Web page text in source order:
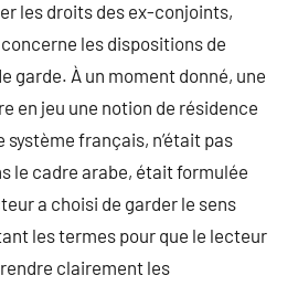
les droits des ex-conjoints,
les dispositions de
garde. À un moment donné, une
en jeu une notion de résidence
système français, n’était pas
le cadre arabe, était formulée
a choisi de garder le sens
les termes pour que le lecteur
clairement les